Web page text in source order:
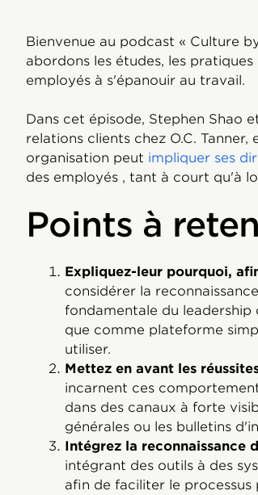
Bienvenue au podcast « Culture
abordons les études, les
employés à s'épanouir au travail.
Dans cet épisode, Stephen Shao
relations clients chez O.C.
organisation peut impliquer ses
des employés , tant à court qu'à
Points à
Expliquez-leur pourquoi,
considérer la
fondamentale du
que comme plateforme
utiliser.
Mettez en avant les
incarnent ces
dans des canaux à forte
générales ou les bulletins
Intégrez la reconnaissance
intégrant des outils à des
afin de faciliter le processus